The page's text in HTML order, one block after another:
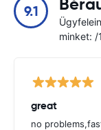
9.1
minket: /
great
no